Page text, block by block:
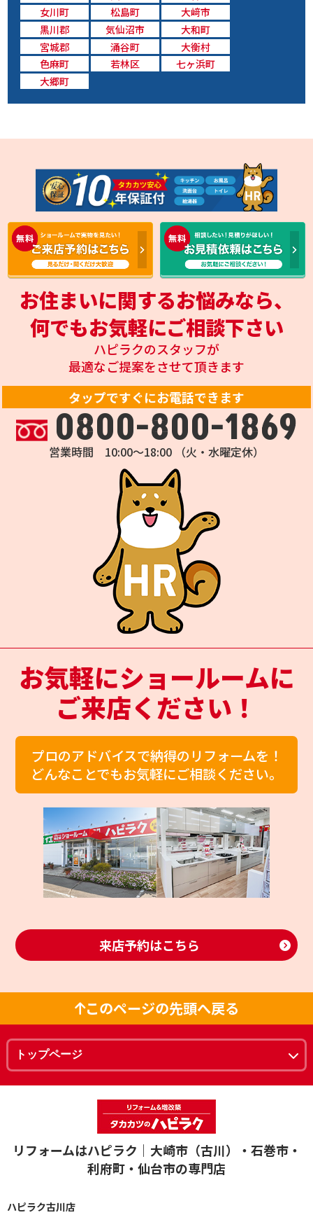
女川町
松島町
大﨑市
黒川郡
気仙沼市
大和町
宮城郡
涌谷町
大衡村
色麻町
若林区
七ヶ浜町
大郷町
お住まいに関するお悩みなら、
何でもお気軽にご相談下さい
ハピラクのスタッフが
最適なご提案をさせて頂きます
タップですぐにお電話できます
0800-800-1869
営業時間 10:00～18:00 （火・水曜定休）
お気軽にショールームに
ご来店ください！
プロのアドバイスで納得のリフォームを！
どんなことでもお気軽にご相談ください。
来店予約はこちら
このページの先頭へ戻る
リフォームはハピラク｜大崎市（古川）・石巻市・
利府町・仙台市の専門店
ハピラク古川店